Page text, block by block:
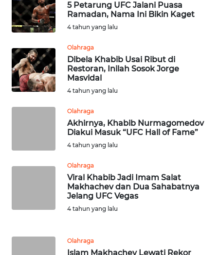
5 Petarung UFC Jalani Puasa
Ramadan, Nama Ini Bikin Kaget
4 tahun yang lalu
Olahraga
Dibela Khabib Usai Ribut di
Restoran, Inilah Sosok Jorge
Masvidal
4 tahun yang lalu
Olahraga
Akhirnya, Khabib Nurmagomedov
Diakui Masuk “UFC Hall of Fame”
4 tahun yang lalu
Olahraga
Viral Khabib Jadi Imam Salat
Makhachev dan Dua Sahabatnya
Jelang UFC Vegas
4 tahun yang lalu
Olahraga
Islam Makhachev Lewati Rekor
KARIR
Wahana
News
Regional
WN